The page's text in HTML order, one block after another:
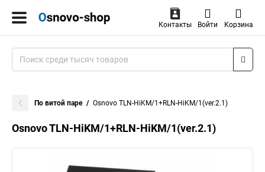
Контакты Войти Корзина
По витой паре Osnovo TLN-HiKM/1+RLN-HiKM/1(ver.2.1)
Osnovo TLN-HiKM/1+RLN-HiKM/1(ver.2.1)